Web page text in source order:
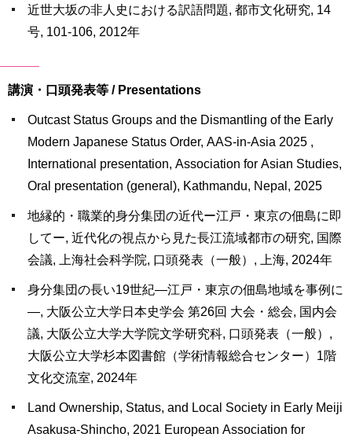
近世大坂の非人史における訳語問題, 都市文化研究, 14
号, 101-106, 2012年
講演・口頭発表等 / Presentations
Outcast Status Groups and the Dismantling of the Early
Modern Japanese Status Order, AAS-in-Asia 2025 ,
International presentation, Association for Asian Studies,
Oral presentation (general), Kathmandu, Nepal, 2025
地縁的・職業的身分集団の近代ー江戸・東京の佃島に即
してー, 近代化の視点から見た長江流域都市の研究, 国際
会議, 上海社会科学院, 口頭発表（一般）, 上海, 2024年
身分集団の長い19世紀―江戸・東京の佃島地域を事例に
―, 大阪公立大学日本史学会 第26回 大会・総会, 国内会
議, 大阪公立大学大学院文学研究科, 口頭発表（一般）,
大阪公立大学杉本図書館（学術情報総合センター）1階
文化交流室, 2024年
Land Ownership, Status, and Local Society in Early Meiji
Asakusa-Shincho, 2021 European Association for